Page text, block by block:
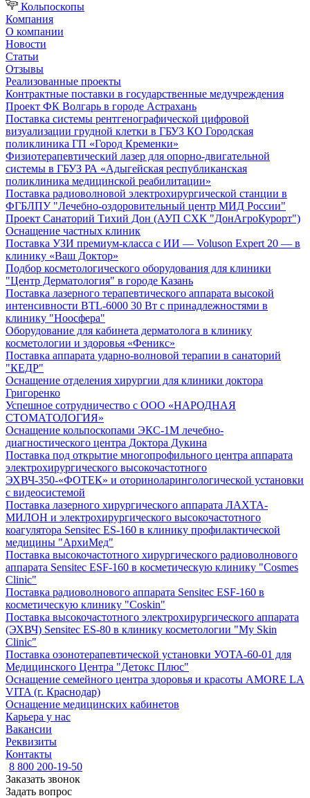
Кольпоскопы
Компания
О компании
Новости
Статьи
Отзывы
Реализованные проекты
Контрактные поставки в государственные медучреждения
Проект ФК Волгарь в городе Астрахань
Поставка системы рентгенографической цифровой
визуализации грудной клетки в ГБУЗ КО Городская
поликлиника ГП «Город Кременки»
Физиотерапевтический лазер для опорно-двигательной
системы в ГБУЗ РА «Адыгейская республиканская
поликлиника медицинской реабилитации»
Поставка радиоволновой электрохирургической станции в
ФГБЛПУ "Лечебно-оздоровительный центр МИД России"
Проект Санаторий Тихий Дон (АУП СХК "ДонАгроКурорт")
Оснащение частных клиник
Поставка УЗИ премиум-класса с ИИ — Voluson Expert 20 — в
клинику «Ваш Доктор»
Подбор косметологического оборудования для клиники
"Центр Дерматология" в городе Казань
Поставка лазерного терапевтического аппарата высокой
интенсивности BTL-6000 30 Вт с принадлежностями в
клинику "Ноосфера"
Оборудование для кабинета дерматолога в клинику
косметологии и здоровья «Феникс»
Поставка аппарата ударно-волновой терапии в санаторий
"КЕДР"
Оснащение отделения хирургии для клиники доктора
Григоренко
Успешное сотрудничество с ООО «НАРОДНАЯ
СТОМАТОЛОГИЯ»
Оснащение кольпоскопами ЭКС-1М лечебно-
диагностического центра Доктора Дукина
Поставка под открытие многопрофильного центра аппарата
электрохирургического высокочастотного
ЭХВЧ-350-«ФОТЕК» и оториноларингологической установки
с видеосистемой
Поставка лазерного хирургического аппарата ЛАХТА-
МИЛОН и электрохирургического высокочастотного
коагулятора Sensitec ES-160 в клинику профилактической
медицины "АрхиМед"
Поставка высокочастотного хирургического радиоволнового
аппарата Sensitec ESF-160 в косметическую клинику "Cosmes
Clinic"
Поставка радиоволнового аппарата Sensitec ESF-160 в
косметическую клинику "Coskin"
Поставка высокочастотного электрохирургического аппарата
(ЭХВЧ) Sensitec ES-80 в клинику косметологии "My Skin
Clinic"
Поставка озонотерапевтической установки УОТА-60-01 для
Медицинского Центра "Детокс Плюс"
Оснащение семейного центра здоровья и красоты AMORE LA
VITA (г. Краснодар)
Оснащение медицинских кабинетов
Карьера у нас
Вакансии
Реквизиты
Контакты
8 800 200-19-50
Заказать звонок
Задать вопрос